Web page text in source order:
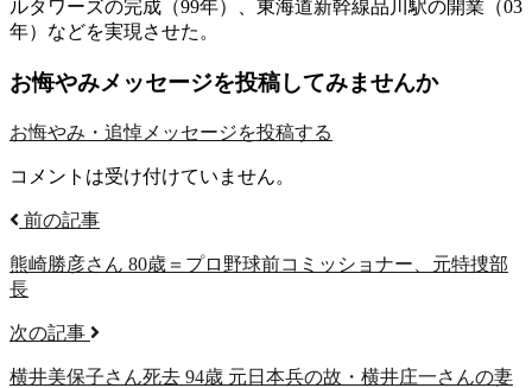
ルタワーズの完成（99年）、東海道新幹線品川駅の開業（03
年）などを実現させた。
お悔やみメッセージを投稿してみませんか
お悔やみ・追悼メッセージを投稿する
コメントは受け付けていません。
前の記事
熊崎勝彦さん 80歳＝プロ野球前コミッショナー、元特捜部
長
次の記事
横井美保子さん死去 94歳 元日本兵の故・横井庄一さんの妻